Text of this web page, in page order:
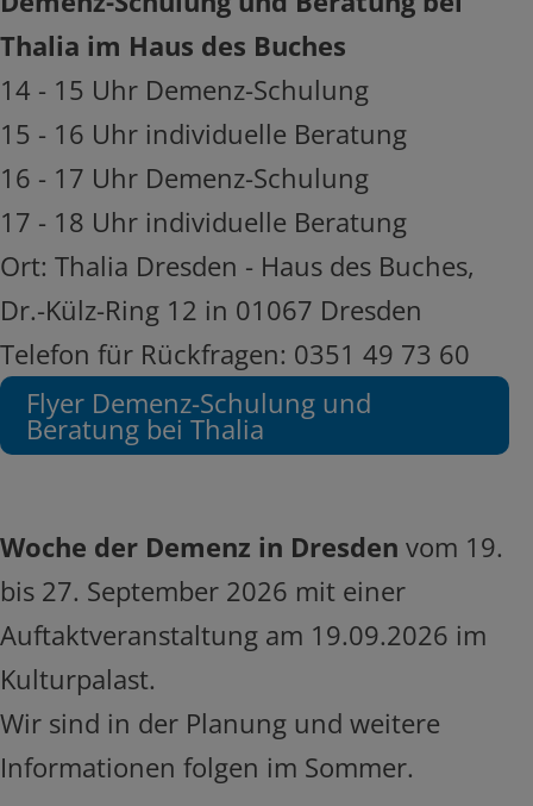
Thalia im Haus des Buches
14 - 15 Uhr Demenz-Schulung
15 - 16 Uhr individuelle Beratung
16 - 17 Uhr Demenz-Schulung
17 - 18 Uhr individuelle Beratung
Ort: Thalia Dresden - Haus des Buches,
Dr.-Külz-Ring 12 in 01067 Dresden
Telefon für Rückfragen: 0351 49 73 60
Flyer Demenz-Schulung und
Beratung bei Thalia
Woche der Demenz in Dresden vom 19.
bis 27. September 2026 mit einer
Auftaktveranstaltung am 19.09.2026 im
Kulturpalast.
Wir sind in der Planung und weitere
Informationen folgen im Sommer.